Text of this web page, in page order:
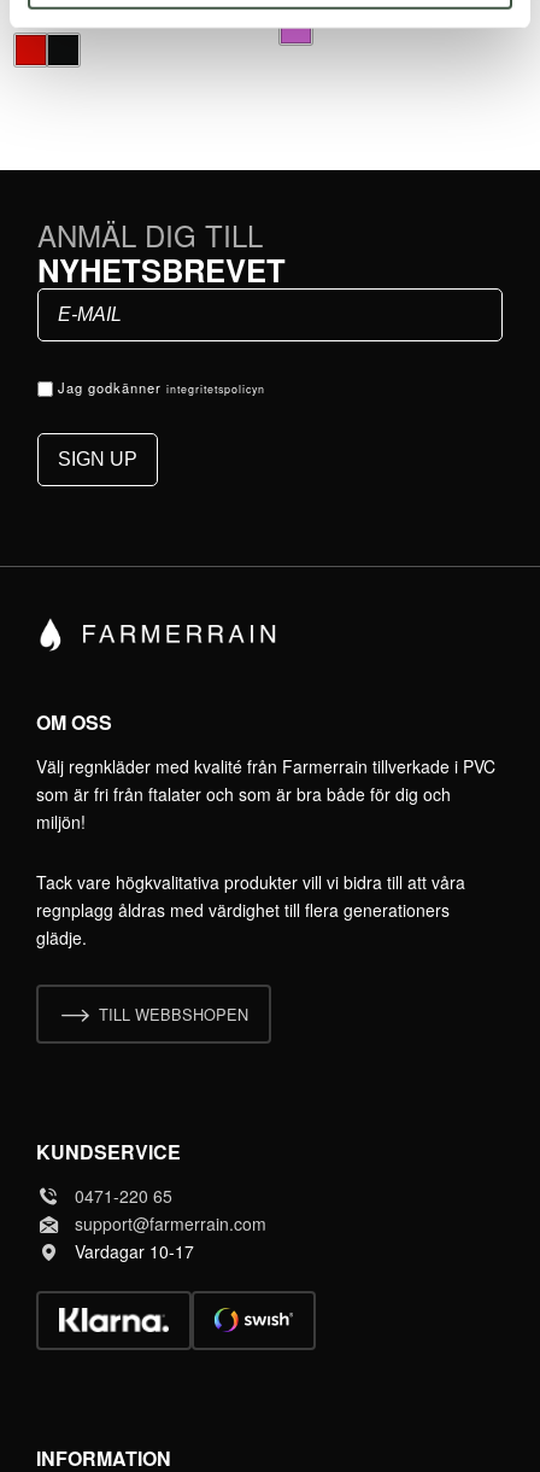
Betygsatt
av 5
ANMÄL DIG TILL
NYHETSBREVET
Jag godkännerintegritetspolicyn
TILL WEBBSHOPEN
OM OSS
Välj regnkläder med kvalité från Farmerrain tillverkade i PVC
som är fri från ftalater och som är bra både för dig och
miljön!
Tack vare högkvalitativa produkter vill vi bidra till att våra
regnplagg åldras med värdighet till flera generationers
glädje.
KUNDSERVICE
0471-220 65
support@farmerrain.com
Vardagar 10-17
INFORMATION